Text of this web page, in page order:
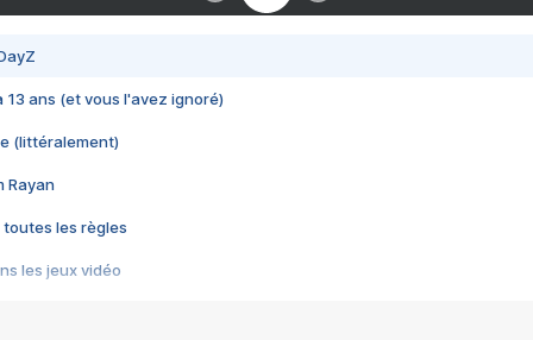
13 ans (et vous l'avez ignoré)
(littéralement)
Rayan
toutes les règles
les jeux vidéo